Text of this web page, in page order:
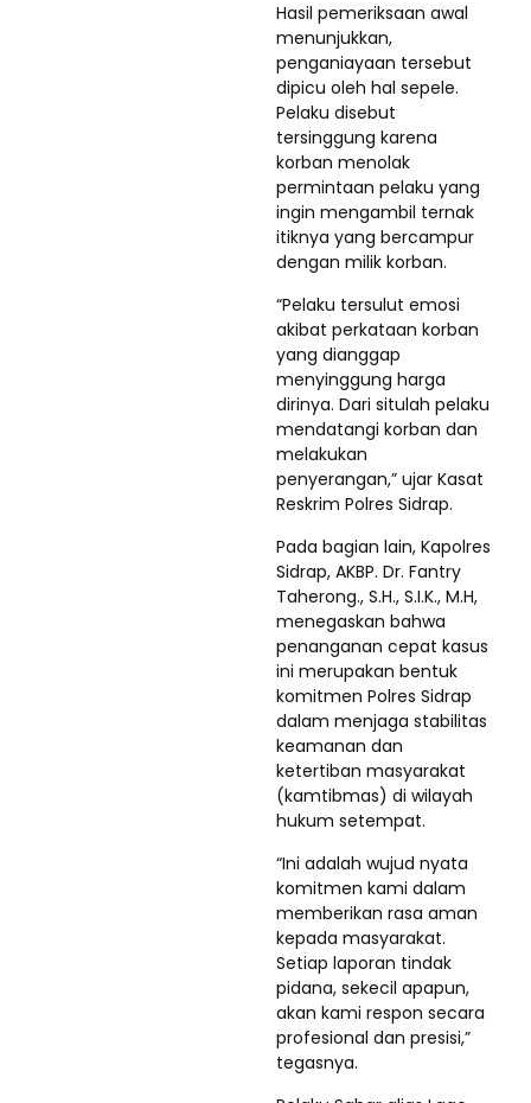
Hasil pemeriksaan awal
menunjukkan,
penganiayaan tersebut
dipicu oleh hal sepele.
Pelaku disebut
tersinggung karena
korban menolak
permintaan pelaku yang
ingin mengambil ternak
itiknya yang bercampur
dengan milik korban.
“Pelaku tersulut emosi
akibat perkataan korban
yang dianggap
menyinggung harga
dirinya. Dari situlah pelaku
mendatangi korban dan
melakukan
penyerangan,” ujar Kasat
Reskrim Polres Sidrap.
Pada bagian lain, Kapolres
Sidrap, AKBP. Dr. Fantry
Taherong., S.H., S.I.K., M.H,
menegaskan bahwa
penanganan cepat kasus
ini merupakan bentuk
komitmen Polres Sidrap
dalam menjaga stabilitas
keamanan dan
ketertiban masyarakat
(kamtibmas) di wilayah
hukum setempat.
“Ini adalah wujud nyata
komitmen kami dalam
memberikan rasa aman
kepada masyarakat.
Setiap laporan tindak
pidana, sekecil apapun,
akan kami respon secara
profesional dan presisi,”
tegasnya.